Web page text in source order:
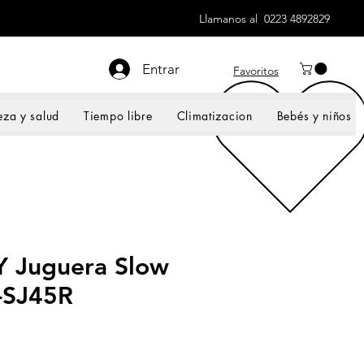
Llamanos al 0223 4892829
Entrar Favoritos
y salud Tiempo libre Climatizacion Bebés y niños
Juguera Slow